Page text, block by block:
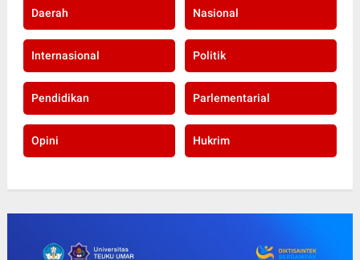
Daerah Nasional
Internasional Politik
Pendidikan Parlementarial
Opini Hukrim